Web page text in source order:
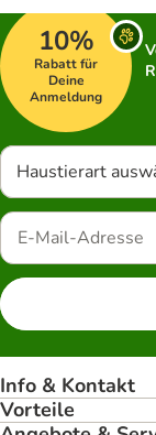
10%
Rabatt für
Deine
Anmeldung
Haustierart
Info & Kontakt
Vorteile